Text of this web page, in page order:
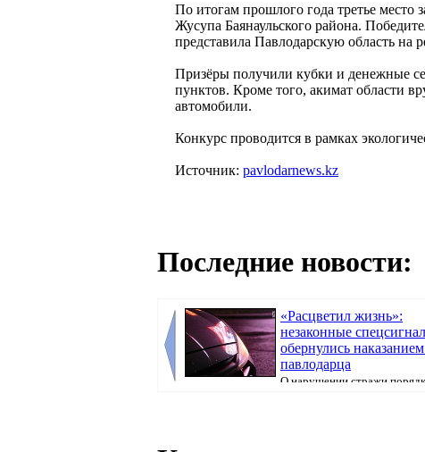
По итогам прошлого года третье место
Жусупа Баянаульского района.
представила Павлодарскую область на
Призёры получили кубки и денежные
пунктов. Кроме того, акимат области
автомобили.
Конкурс проводится в рамках
Источник: pavlodarnews.kz
Последние новости:
«Расцветил жизнь»:
незаконные
обернулись
павлодарца
О нарушении стражи